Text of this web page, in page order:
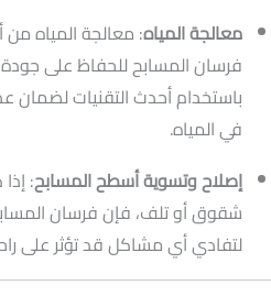
معالجة المياه: معالجة المياه
فرسان المسابح للحفاظ على جودة
باستخدام أحدث التقنيات
في المياه.
إصلاح وتسوية أسطح المسابح:
شقوق أو تلف، فإن فرسان
لتفادي أي مشاكل قد تؤثر على